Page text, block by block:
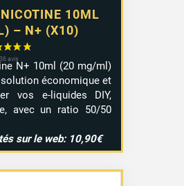
NICOTINE 10ML
– N+ (X10)
N+ 10ml (20 mg/ml)
économique et
vos e-liquides DIY,
avec un ratio 50/50
sur le web: 10,90€